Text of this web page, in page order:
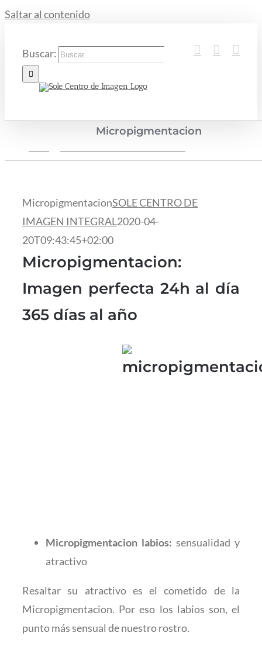
Saltar al contenido
Buscar:
Micropigmentacion
MicropigmentacionSOLE CENTRO DE
IMAGEN INTEGRAL2020-04-
20T09:43:45+02:00
Micropigmentacion:
Imagen perfecta 24h al día
365 días al año
Micropigmentacion labios: sensualidad y
atractivo
Resaltar su atractivo es el cometido de la
Micropigmentacion. Por eso los labios son, el
punto más sensual de nuestro rostro.